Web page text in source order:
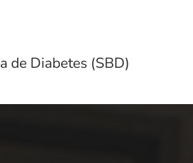
de Diabetes (SBD)